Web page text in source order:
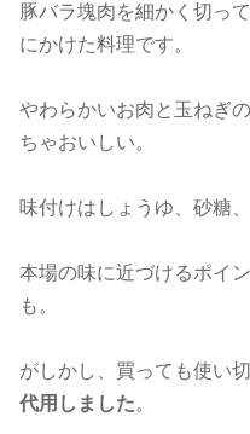
豚バラ塊肉を細かく切っ
にかけた料理です。
やわらかいお肉と玉ねぎ
ちゃおいしい。
味付けはしょうゆ、砂糖
本場の味に近づけるポイン
も。
がしかし、買っても使い
代用しました。